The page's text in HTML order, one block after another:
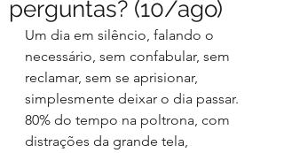
perguntas? (10/ago)
Um dia em silêncio, falando o
necessário, sem confabular, sem
reclamar, sem se aprisionar,
simplesmente deixar o dia passar.
80% do tempo na poltrona, com
distrações da grande tela,